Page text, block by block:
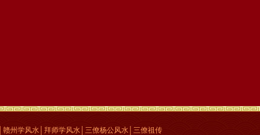
州学风水│拜师学风水│三僚杨公风水│三僚祖传